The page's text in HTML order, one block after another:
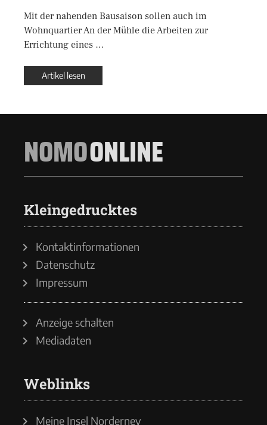
Mit der nahenden Bausaison sollen auch im
Wohnquartier An der Mühle die Arbeiten zur
Errichtung eines …
Artikel lesen
NOMOONLINE
Kleingedrucktes
Kontaktinformationen
Datenschutz
Impressum
Anzeige schalten
Mediadaten
Weblinks
Meine Insel Norderney